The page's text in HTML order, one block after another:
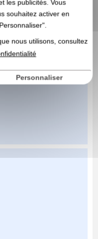
les publicités. Vous
souhaitez activer en
nous utilisons, consultez
Personnaliser